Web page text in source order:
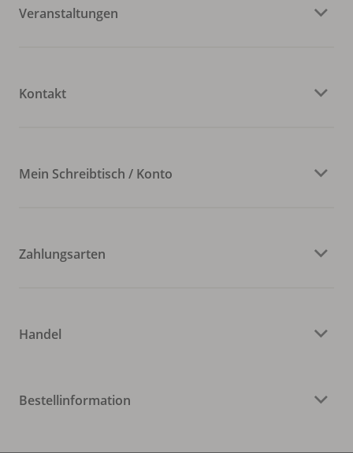
Veranstaltungen
Kontakt
Mein Schreibtisch / Konto
Zahlungsarten
Handel
Bestellinformation